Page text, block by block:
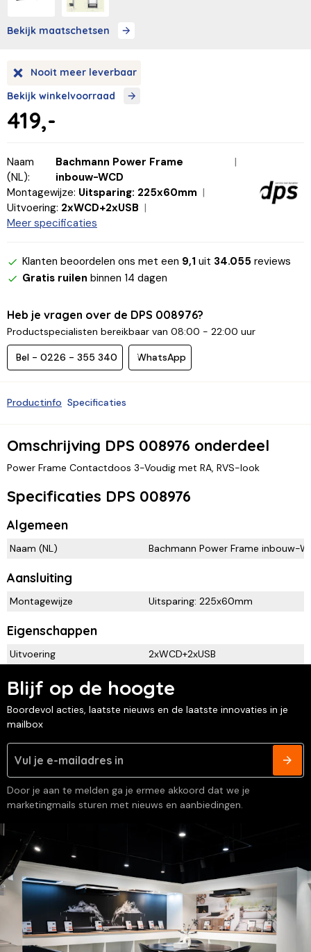
Bekijk maatschetsen
Nooit meer leverbaar
Bekijk winkelvoorraad
419,-
Naam
(NL):
Bachmann Power Frame
inbouw-WCD
Montagewijze: Uitsparing: 225x60mm
Uitvoering: 2xWCD+2xUSB
Meer specificaties
Klanten beoordelen ons met een 9,1 uit 34.055 reviews
Gratis ruilen binnen 14 dagen
Heb je vragen over de DPS 008976?
Productspecialisten bereikbaar van 08:00 - 22:00 uur
Bel - 0226 - 355 340 WhatsApp
Productinfo Specificaties
Omschrijving DPS 008976 onderdeel
Power Frame Contactdoos 3-Voudig met RA, RVS-look
Specificaties DPS 008976
Algemeen
Naam (NL) Bachmann Power Frame inbouw-
Aansluiting
Montagewijze Uitsparing: 225x60mm
Eigenschappen
Uitvoering 2xWCD+2xUSB
Blijf op de hoogte
Boordevol acties, laatste nieuws en de laatste innovaties in je
mailbox
Door je aan te melden ga je ermee akkoord dat we je
marketingmails sturen met nieuws en aanbiedingen.